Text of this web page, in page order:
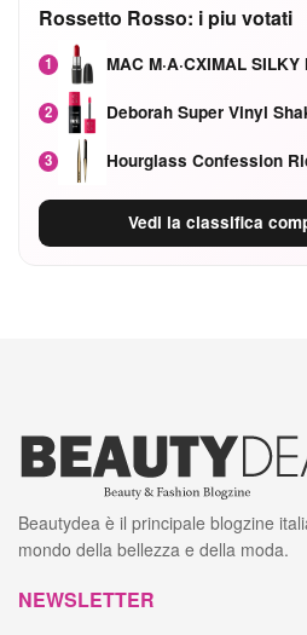
Rossetto Rosso: i piu votati
1 MAC M·A·CXIMAL
2 Deborah Super Vinyl
3
Vedi la classifica
Beautydea è il principale blogzine
mondo della bellezza e della moda.
NEWSLETTER